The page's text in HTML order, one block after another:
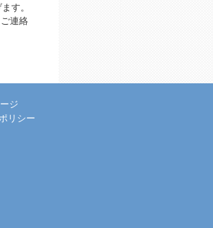
す。
連絡
ジ
リシー